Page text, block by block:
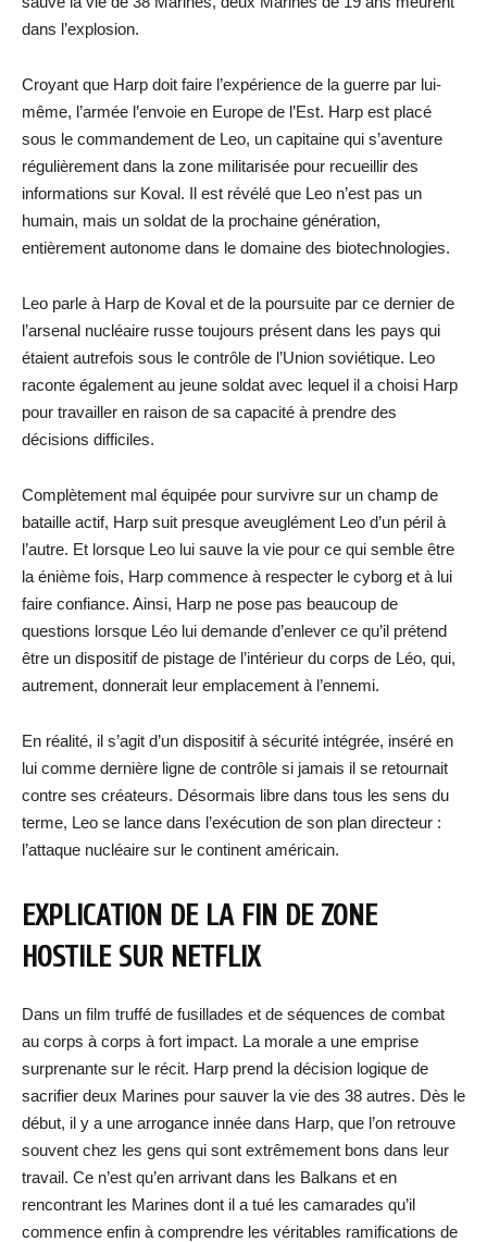
dans l’explosion.
Croyant que Harp doit faire l’expérience de la guerre par lui-
même, l’armée l’envoie en Europe de l’Est. Harp est placé
sous le commandement de Leo, un capitaine qui s’aventure
régulièrement dans la zone militarisée pour recueillir des
informations sur Koval. Il est révélé que Leo n’est pas un
humain, mais un soldat de la prochaine génération,
entièrement autonome dans le domaine des biotechnologies.
Leo parle à Harp de Koval et de la poursuite par ce dernier de
l’arsenal nucléaire russe toujours présent dans les pays qui
étaient autrefois sous le contrôle de l’Union soviétique. Leo
raconte également au jeune soldat avec lequel il a choisi Harp
pour travailler en raison de sa capacité à prendre des
décisions difficiles.
Complètement mal équipée pour survivre sur un champ de
bataille actif, Harp suit presque aveuglément Leo d’un péril à
l’autre. Et lorsque Leo lui sauve la vie pour ce qui semble être
la énième fois, Harp commence à respecter le cyborg et à lui
faire confiance. Ainsi, Harp ne pose pas beaucoup de
questions lorsque Léo lui demande d’enlever ce qu’il prétend
être un dispositif de pistage de l’intérieur du corps de Léo, qui,
autrement, donnerait leur emplacement à l’ennemi.
En réalité, il s’agit d’un dispositif à sécurité intégrée, inséré en
lui comme dernière ligne de contrôle si jamais il se retournait
contre ses créateurs. Désormais libre dans tous les sens du
terme, Leo se lance dans l’exécution de son plan directeur :
l’attaque nucléaire sur le continent américain.
EXPLICATION DE LA FIN DE ZONE
HOSTILE SUR NETFLIX
Dans un film truffé de fusillades et de séquences de combat
au corps à corps à fort impact. La morale a une emprise
surprenante sur le récit. Harp prend la décision logique de
sacrifier deux Marines pour sauver la vie des 38 autres. Dès le
début, il y a une arrogance innée dans Harp, que l’on retrouve
souvent chez les gens qui sont extrêmement bons dans leur
travail. Ce n’est qu’en arrivant dans les Balkans et en
rencontrant les Marines dont il a tué les camarades qu’il
commence enfin à comprendre les véritables ramifications de